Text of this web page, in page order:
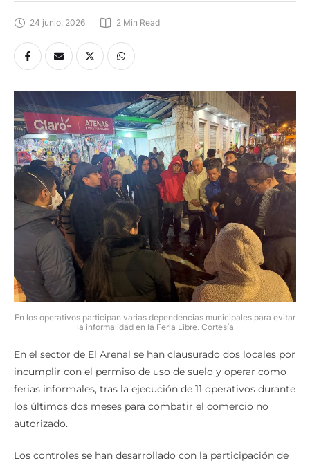
24 junio, 2026 2 Min Read
En los operativos participan varias dependencias municipales para evitar
la informalidad en la Feria Libre. Cortesía
En el sector de El Arenal se han clausurado dos locales por
incumplir con el permiso de uso de suelo y operar como
ferias informales, tras la ejecución de 11 operativos durante
los últimos dos meses para combatir el comercio no
autorizado.
Los controles se han desarrollado con la participación de